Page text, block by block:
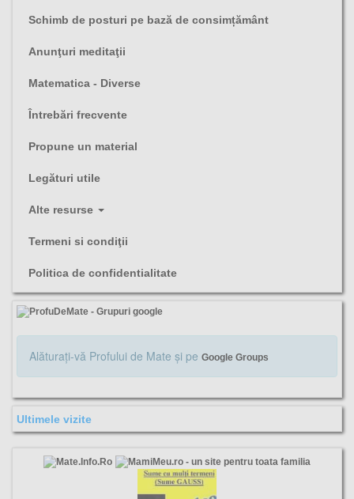
Schimb de posturi pe bază de consimțământ
Anunţuri meditaţii
Matematica - Diverse
Întrebări frecvente
Propune un material
Legături utile
Alte resurse
Termeni si condiţii
Politica de confidentialitate
Alăturaţi-vă Profului de Mate şi pe Google Groups
Ultimele vizite